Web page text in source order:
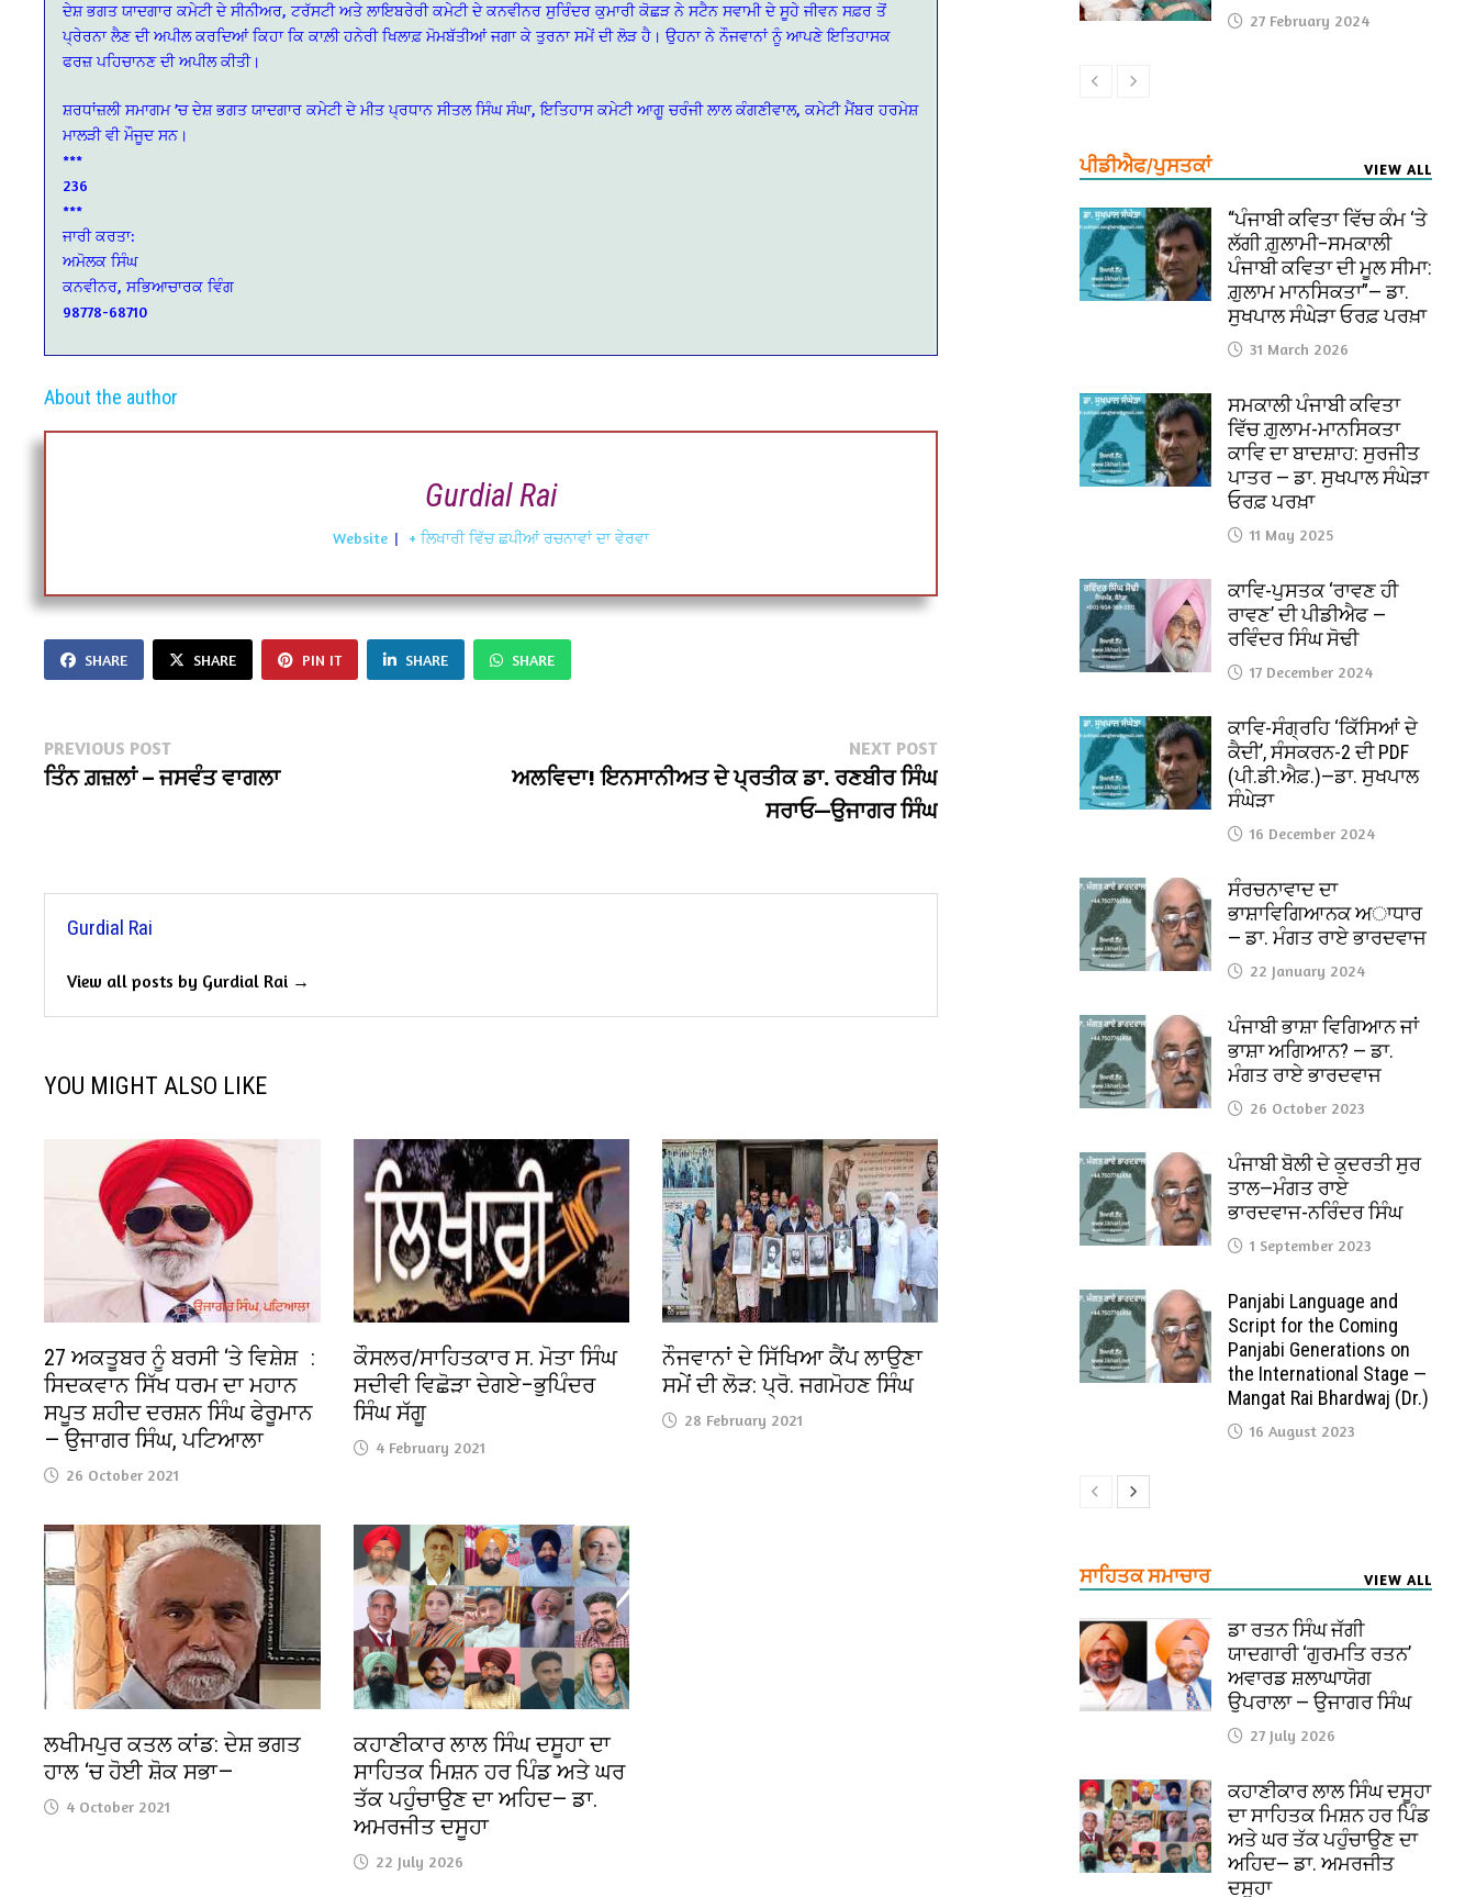
ਦੇਸ਼ ਭਗਤ ਯਾਦਗਾਰ ਕਮੇਟੀ ਦੇ ਸੀਨੀਅਰ, ਟਰੱਸਟੀ ਅਤੇ ਲਾਇਬਰੇਰੀ ਕਮੇਟੀ ਦੇ ਕਨਵੀਨਰ ਸੁਰਿੰਦਰ ਕੁਮਾਰੀ ਕੋਛੜ ਨੇ ਸਟੈਨ ਸਵਾਮੀ ਦੇ ਸੂਹੇ ਜੀਵਨ ਸਫ਼ਰ ਤੋਂ
ਪ੍ਰੇਰਨਾ ਲੈਣ ਦੀ ਅਪੀਲ ਕਰਦਿਆਂ ਕਿਹਾ ਕਿ ਕਾਲ਼ੀ ਹਨੇਰੀ ਖਿਲਾਫ਼ ਮੋਮਬੱਤੀਆਂ ਜਗਾ ਕੇ ਤੁਰਨਾ ਸਮੇਂ ਦੀ ਲੋੜ ਹੈ। ਉਹਨਾ ਨੇ ਨੌਜਵਾਨਾਂ ਨੂੰ ਆਪਣੇ ਇਤਿਹਾਸਕ
ਫਰਜ਼ ਪਹਿਚਾਨਣ ਦੀ ਅਪੀਲ ਕੀਤੀ।
ਸ਼ਰਧਾਂਜ਼ਲੀ ਸਮਾਗਮ ’ਚ ਦੇਸ਼ ਭਗਤ ਯਾਦਗਾਰ ਕਮੇਟੀ ਦੇ ਮੀਤ ਪ੍ਰਧਾਨ ਸੀਤਲ ਸਿੰਘ ਸੰਘਾ, ਇਤਿਹਾਸ ਕਮੇਟੀ ਆਗੂ ਚਰੰਜੀ ਲਾਲ ਕੰਗਣੀਵਾਲ, ਕਮੇਟੀ ਮੈਂਬਰ ਹਰਮੇਸ਼
ਮਾਲੜੀ ਵੀ ਮੌਜੂਦ ਸਨ।
***
236
***
ਜਾਰੀ ਕਰਤਾ:
ਅਮੋਲਕ ਸਿੰਘ
ਕਨਵੀਨਰ, ਸਭਿਆਚਾਰਕ ਵਿੰਗ
98778-68710
About the author
Gurdial Rai
Website | + ਲਿਖਾਰੀ ਵਿੱਚ ਛਪੀਆਂ ਰਚਨਾਵਾਂ ਦਾ ਵੇਰਵਾ
SHARE SHARE PIN IT SHARE SHARE
Post
navigation
PREVIOUS POSTPrevious
post:
ਤਿੰਨ ਗ਼ਜ਼ਲਾਂ – ਜਸਵੰਤ ਵਾਗਲਾ
NEXT POSTNext
post:
ਅਲਵਿਦਾ! ਇਨਸਾਨੀਅਤ ਦੇ ਪ੍ਰਤੀਕ ਡਾ. ਰਣਬੀਰ ਸਿੰਘ
ਸਰਾਓ—ਉਜਾਗਰ ਸਿੰਘ
Gurdial Rai
View all posts by Gurdial Rai →
YOU MIGHT ALSO LIKE
27 ਅਕਤੂਬਰ ਨੂੰ ਬਰਸੀ ‘ਤੇ ਵਿਸ਼ੇਸ਼ :
ਸਿਦਕਵਾਨ ਸਿੱਖ ਧਰਮ ਦਾ ਮਹਾਨ
ਸਪੂਤ ਸ਼ਹੀਦ ਦਰਸ਼ਨ ਸਿੰਘ ਫੇਰੂਮਾਨ
— ਉਜਾਗਰ ਸਿੰਘ, ਪਟਿਆਲਾ
26 October 2021
ਕੌਸਲਰ/ਸਾਹਿਤਕਾਰ ਸ. ਮੋਤਾ ਸਿੰਘ
ਸਦੀਵੀ ਵਿਛੋੜਾ ਦੇਗਏ–ਭੁਪਿੰਦਰ
ਸਿੰਘ ਸੱਗੂ
4 February 2021
ਨੌਜਵਾਨਾਂ ਦੇ ਸਿੱਖਿਆ ਕੈਂਪ ਲਾਉਣਾ
ਸਮੇਂ ਦੀ ਲੋੜ: ਪ੍ਰੋ. ਜਗਮੋਹਣ ਸਿੰਘ
28 February 2021
ਲਖੀਮਪੁਰ ਕਤਲ ਕਾਂਡ: ਦੇਸ਼ ਭਗਤ
ਹਾਲ ‘ਚ ਹੋਈ ਸ਼ੋਕ ਸਭਾ—
4 October 2021
ਕਹਾਣੀਕਾਰ ਲਾਲ ਸਿੰਘ ਦਸੂਹਾ ਦਾ
ਸਾਹਿਤਕ ਮਿਸ਼ਨ ਹਰ ਪਿੰਡ ਅਤੇ ਘਰ
ਤੱਕ ਪਹੁੰਚਾਉਣ ਦਾ ਅਹਿਦ— ਡਾ.
ਅਮਰਜੀਤ ਦਸੂਹਾ
22 July 2026
27 February 2024
ਪੀਡੀਐਫ/ਪੁਸਤਕਾਂ VIEW ALL
“ਪੰਜਾਬੀ ਕਵਿਤਾ ਵਿੱਚ ਕੰਮ ‘ਤੇ
ਲੱਗੀ ਗ਼ੁਲਾਮੀ–ਸਮਕਾਲੀ
ਪੰਜਾਬੀ ਕਵਿਤਾ ਦੀ ਮੂਲ ਸੀਮਾ:
ਗ਼ੁਲਾਮ ਮਾਨਸਿਕਤਾ”— ਡਾ.
ਸੁਖਪਾਲ ਸੰਘੇੜਾ ਓਰਫ਼ ਪਰਖ਼ਾ
31 March 2026
ਸਮਕਾਲੀ ਪੰਜਾਬੀ ਕਵਿਤਾ
ਵਿੱਚ ਗ਼ੁਲਾਮ-ਮਾਨਸਿਕਤਾ
ਕਾਵਿ ਦਾ ਬਾਦਸ਼ਾਹ: ਸੁਰਜੀਤ
ਪਾਤਰ — ਡਾ. ਸੁਖਪਾਲ ਸੰਘੇੜਾ
ਓਰਫ਼ ਪਰਖ਼ਾ
11 May 2025
ਕਾਵਿ-ਪੁਸਤਕ ‘ਰਾਵਣ ਹੀ
ਰਾਵਣ’ ਦੀ ਪੀਡੀਐਫ —
ਰਵਿੰਦਰ ਸਿੰਘ ਸੋਢੀ
17 December 2024
ਕਾਵਿ-ਸੰਗ੍ਰਹਿ ‘ਕਿੱਸਿਆਂ ਦੇ
ਕੈਦੀ’, ਸੰਸਕਰਨ-2 ਦੀ PDF
(ਪੀ.ਡੀ.ਐਫ਼.)—ਡਾ. ਸੁਖਪਾਲ
ਸੰਘੇੜਾ
16 December 2024
ਸੰਰਚਨਾਵਾਦ ਦਾ
ਭਾਸ਼ਾਵਿਗਿਆਨਕ ਅਾਧਾਰ
— ਡਾ. ਮੰਗਤ ਰਾਏ ਭਾਰਦਵਾਜ
22 January 2024
ਪੰਜਾਬੀ ਭਾਸ਼ਾ ਵਿਗਿਆਨ ਜਾਂ
ਭਾਸ਼ਾ ਅਗਿਆਨ? — ਡਾ.
ਮੰਗਤ ਰਾਏ ਭਾਰਦਵਾਜ
26 October 2023
ਪੰਜਾਬੀ ਬੋਲੀ ਦੇ ਕੁਦਰਤੀ ਸੁਰ
ਤਾਲ—ਮੰਗਤ ਰਾਏ
ਭਾਰਦਵਾਜ-ਨਰਿੰਦਰ ਸਿੰਘ
1 September 2023
Panjabi Language and
Script for the Coming
Panjabi Generations on
the International Stage —
Mangat Rai Bhardwaj (Dr.)
16 August 2023
ਸਾਹਿਤਕ ਸਮਾਚਾਰ VIEW ALL
ਡਾ ਰਤਨ ਸਿੰਘ ਜੱਗੀ
ਯਾਦਗਾਰੀ ‘ਗੁਰਮਤਿ ਰਤਨ’
ਅਵਾਰਡ ਸ਼ਲਾਘਾਯੋਗ
ਉਪਰਾਲਾ — ਉਜਾਗਰ ਸਿੰਘ
27 July 2026
ਕਹਾਣੀਕਾਰ ਲਾਲ ਸਿੰਘ ਦਸੂਹਾ
ਦਾ ਸਾਹਿਤਕ ਮਿਸ਼ਨ ਹਰ ਪਿੰਡ
ਅਤੇ ਘਰ ਤੱਕ ਪਹੁੰਚਾਉਣ ਦਾ
ਅਹਿਦ— ਡਾ. ਅਮਰਜੀਤ
ਦਸੂਹਾ